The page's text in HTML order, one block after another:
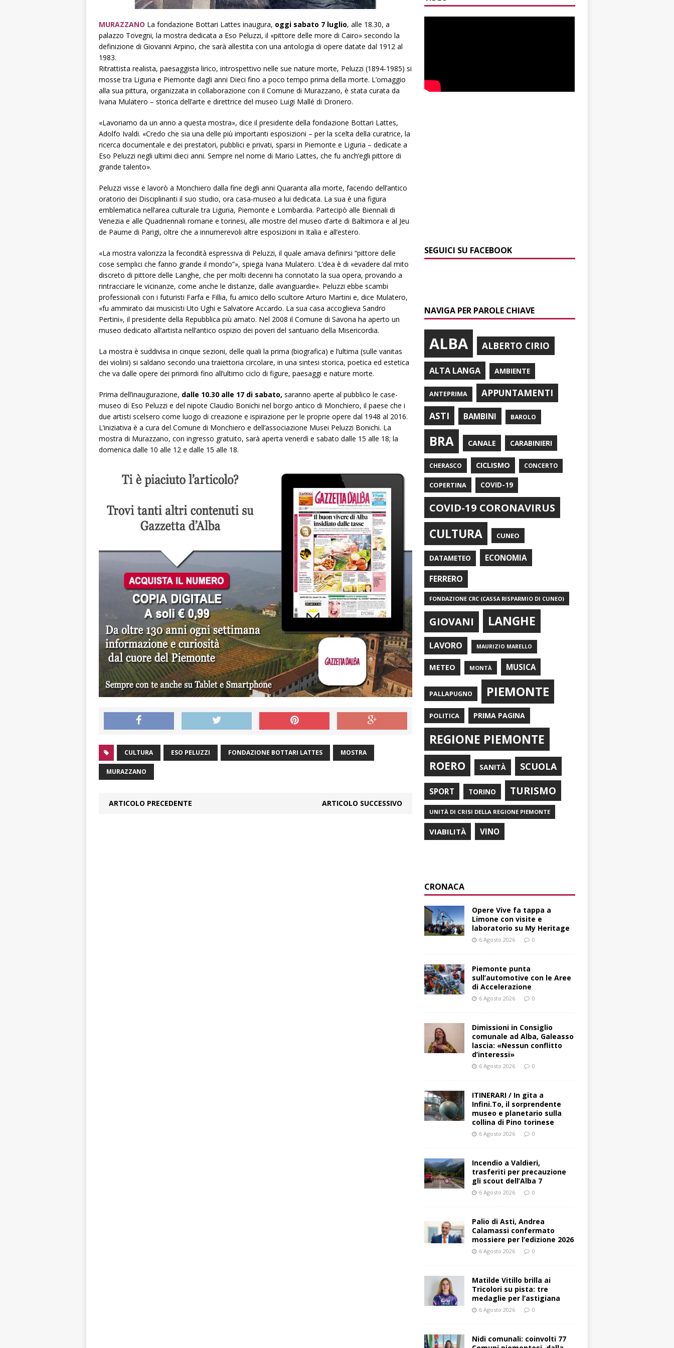
MURAZZANO La fondazione Bottari Lattes inaugura, oggi sabato 7 luglio, alle 18.30, a
palazzo Tovegni, la mostra dedicata a Eso Peluzzi, il «pittore delle more di Cairo» secondo la
definizione di Giovanni Arpino, che sarà allestita con una antologia di opere datate dal 1912 al
1983.
Ritrattista realista, paesaggista lirico, introspettivo nelle sue nature morte, Peluzzi (1894-1985) si
mosse tra Liguria e Piemonte dagli anni Dieci fino a poco tempo prima della morte. L’omaggio
alla sua pittura, organizzata in collaborazione con il Comune di Murazzano, è stata curata da
Ivana Mulatero – storica dell’arte e direttrice del museo Luigi Mallé di Dronero.
«Lavoriamo da un anno a questa mostra», dice il presidente della fondazione Bottari Lattes,
Adolfo Ivaldi. «Credo che sia una delle più importanti esposizioni – per la scelta della curatrice, la
ricerca documentale e dei prestatori, pubblici e privati, sparsi in Piemonte e Liguria – dedicate a
Eso Peluzzi negli ultimi dieci anni. Sempre nel nome di Mario Lattes, che fu anch’egli pittore di
grande talento».
Peluzzi visse e lavorò a Monchiero dalla fine degli anni Quaranta alla morte, facendo dell’antico
oratorio dei Disciplinanti il suo studio, ora casa-museo a lui dedicata. La sua è una figura
emblematica nell’area culturale tra Liguria, Piemonte e Lombardia. Partecipò alle Biennali di
Venezia e alle Quadriennali romane e torinesi, alle mostre del museo d’arte di Baltimora e al Jeu
de Paume di Parigi, oltre che a innumerevoli altre esposizioni in Italia e all’estero.
«La mostra valorizza la fecondità espressiva di Peluzzi, il quale amava definirsi “pittore delle
cose semplici che fanno grande il mondo”», spiega Ivana Mulatero. L’dea è di «evadere dal mito
discreto di pittore delle Langhe, che per molti decenni ha connotato la sua opera, provando a
rintracciare le vicinanze, come anche le distanze, dalle avanguardie». Peluzzi ebbe scambi
professionali con i futuristi Farfa e Fillia, fu amico dello scultore Arturo Martini e, dice Mulatero,
«fu ammirato dai musicisti Uto Ughi e Salvatore Accardo. La sua casa accoglieva Sandro
Pertini», il presidente della Repubblica più amato. Nel 2008 il Comune di Savona ha aperto un
museo dedicato all’artista nell’antico ospizio dei poveri del santuario della Misericordia.
La mostra è suddivisa in cinque sezioni, delle quali la prima (biografica) e l’ultima (sulle vanitas
dei violini) si saldano secondo una traiettoria circolare, in una sintesi storica, poetica ed estetica
che va dalle opere dei primordi fino all’ultimo ciclo di figure, paesaggi e nature morte.
Prima dell’inaugurazione, dalle 10.30 alle 17 di sabato, saranno aperte al pubblico le case-
museo di Eso Peluzzi e del nipote Claudio Bonichi nel borgo antico di Monchiero, il paese che i
due artisti scelsero come luogo di creazione e ispirazione per le proprie opere dal 1948 al 2016.
L’iniziativa è a cura del Comune di Monchiero e dell’associazione Musei Peluzzi Bonichi. La
mostra di Murazzano, con ingresso gratuito, sarà aperta venerdì e sabato dalle 15 alle 18; la
domenica dalle 10 alle 12 e dalle 15 alle 18.
CULTURA ESO PELUZZI FONDAZIONE BOTTARI LATTES MOSTRA
MURAZZANO
ARTICOLO PRECEDENTE ARTICOLO SUCCESSIVO
SEGUICI SU FACEBOOK
NAVIGA PER PAROLE CHIAVE
ALBA ALBERTO CIRIO
ALTA LANGA AMBIENTE
ANTEPRIMA
APPUNTAMENTI
ASTI
BAMBINI BAROLO
BRA CANALE CARABINIERI
CHERASCO CICLISMO CONCERTO
COPERTINA COVID-19
COVID-19 CORONAVIRUS
CULTURA CUNEO
DATAMETEO ECONOMIA
FERRERO
FONDAZIONE CRC (CASSA RISPARMIO DI CUNEO)
GIOVANI LANGHE
LAVORO MAURIZIO MARELLO
METEO MONTÀ MUSICA
PALLAPUGNO PIEMONTE
POLITICA PRIMA PAGINA
REGIONE PIEMONTE
ROERO SANITÀ SCUOLA
SPORT TORINO TURISMO
UNITÀ DI CRISI DELLA REGIONE PIEMONTE
VIABILITÀ VINO
CRONACA
Opere Vive fa tappa a
Limone con visite e
laboratorio su My Heritage
6 Agosto 2026 0
Piemonte punta
sull’automotive con le Aree
di Accelerazione
6 Agosto 2026 0
Dimissioni in Consiglio
comunale ad Alba, Galeasso
lascia: «Nessun conflitto
d’interessi»
6 Agosto 2026 0
ITINERARI / In gita a
Infini.To, il sorprendente
museo e planetario sulla
collina di Pino torinese
6 Agosto 2026 0
Incendio a Valdieri,
trasferiti per precauzione
gli scout dell’Alba 7
6 Agosto 2026 0
Palio di Asti, Andrea
Calamassi confermato
mossiere per l’edizione 2026
6 Agosto 2026 0
Matilde Vitillo brilla ai
Tricolori su pista: tre
medaglie per l’astigiana
6 Agosto 2026 0
Nidi comunali: coinvolti 77